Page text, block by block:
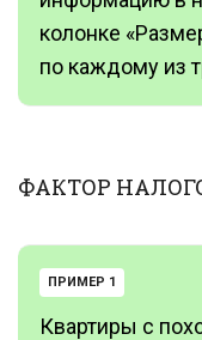
колонке
по каждому из
ФАКТОР
ПРИМЕР 1
Квартиры с